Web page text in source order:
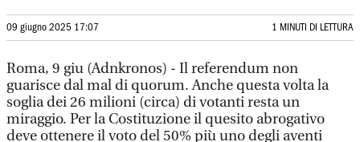
09 giugno 2025 17:07 1 MINUTI DI LETTURA
Roma, 9 giu (Adnkronos) - Il referendum non
guarisce dal mal di quorum. Anche questa volta la
soglia dei 26 milioni (circa) di votanti resta un
miraggio. Per la Costituzione il quesito abrogativo
deve ottenere il voto del 50% più uno degli aventi